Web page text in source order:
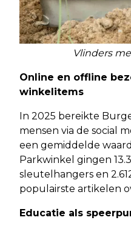
Vlinders
Online en offline
winkelitems
In 2025 bereikte
mensen via de social
een gemiddelde
Parkwinkel gingen
sleutelhangers en
populairste artikelen
Educatie als